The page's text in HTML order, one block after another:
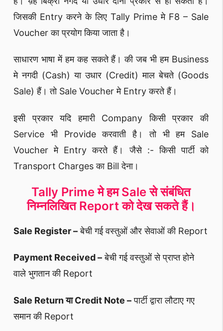
जिसकी Entry करने के लिए Tally Prime मे F8 – Sale
Voucher का प्रयोग किया जाता है।
साधारण भाषा में हम कह सकते हैं। की जब भी हम Business
मे नगदी (Cash) या उधार (Credit) माल बेचते (Goods
Sale) हैं। तो Sale Voucher मे Entry करते हैं।
इसी प्रकार यदि हमारी Company किसी प्रकार की
Service भी Provide करवाती है। तो भी हम Sale
Voucher मे Entry करते हैं। जैसे :- किसी पार्टी को
Transport Charges का Bill देना।
Tally Prime मे हम Sale से संबंधित
निम्नलिखित Report को देख सकते हैं।
Sale Register –बेची गई वस्तुओं और सेवाओं की Report
Payment Received –बेची गई वस्तुओं से प्राप्त होने
वाले भुगतान की Report
Sale Return या Credit Note –पार्टी द्वारा लौटाए गए
समान की Report